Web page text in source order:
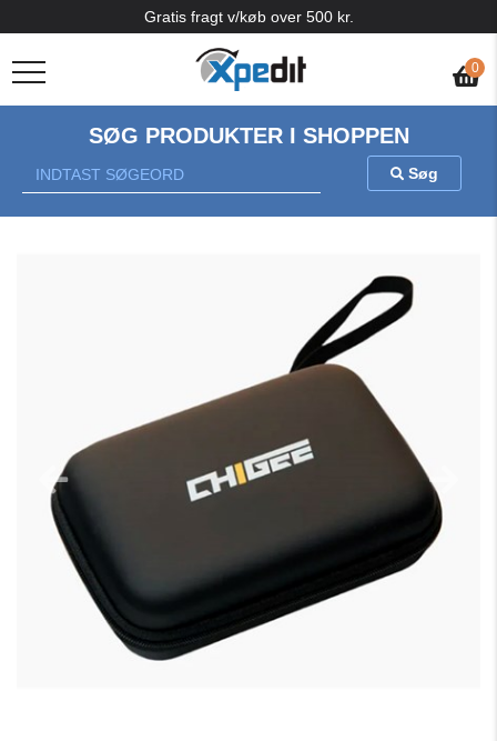
0
Gratis fragt v/køb over 500 kr.
SØG PRODUKTER I SHOPPEN
Søg